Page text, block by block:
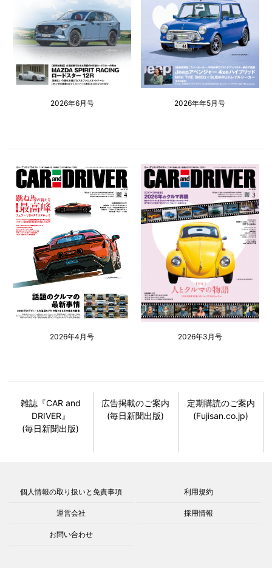
2026年6月号 2026年年5月号
2026年4月号 2026年3月号
雑誌『CAR and
DRIVER』
(毎日新聞出版)
広告掲載のご案内
(毎日新聞出版)
定期購読のご案内
(Fujisan.co.jp)
個人情報の取り扱いと免責事項 利用規約
運営会社 採用情報
お問い合わせ